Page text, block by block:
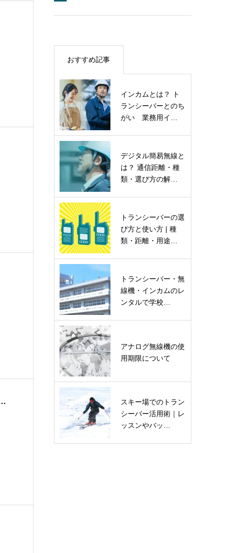
おすすめ記事
インカムとは？ ト
ランシーバーとのち
がい 業務用イ…
デジタル簡易無線と
は？ 通信距離・種
類・選び方の解…
トランシーバーの選
び方と使い方 | 種
類・距離・用途…
トランシーバー・無
線機・インカムのレ
ンタルで学校…
アナログ無線機の使
用期限について
スキー場でのトラン
シーバー活用術｜レ
ッスンやバッ…